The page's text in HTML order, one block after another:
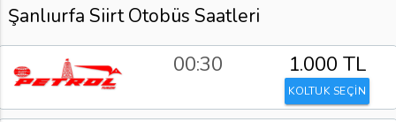
Şanlıurfa Siirt Otobüs Saatleri
00:30 1.000 TL
KOLTUK SEÇİN